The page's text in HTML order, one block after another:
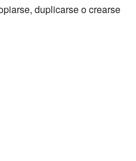
duplicarse o crearse